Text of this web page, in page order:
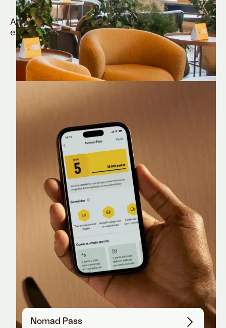
muito mais
Aproveite todos os benefícios e vantagens
exclusivas da sua Conta Internacional
Nomad Lounge
Sala VIP no Aeroporto de Guarulhos
Nomad Pass